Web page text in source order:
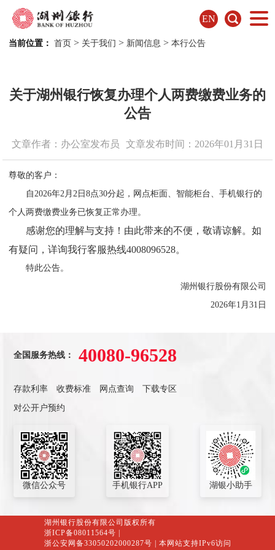
EN
当前位置： 首页 > 关于我们 > 新闻信息 >本行公告
关于湖州银行恢复办理个人两费缴费业务的
公告
文章作者：办公室发布员 文章发布时间：2026年01月31日
尊敬的客户：
自2026年2月2日8点30分起，网点柜面、智能柜台、手机银行的
个人两费缴费业务已恢复正常办理。
感谢您的理解与支持！由此带来的不便，敬请谅解。如
有疑问，详询我行客服热线4008096528。
特此公告。
湖州银行股份有限公司
2026年1月31日
全国服务热线： 40080-96528
存款利率 收费标准 网点查询 下载专区
对公开户预约
微信公众号 手机银行APP 湖银小助手
湖州银行股份有限公司版权所有
浙ICP备08011564号 |
浙公安网备33050202000287号 | 本网站支持IPv6访问